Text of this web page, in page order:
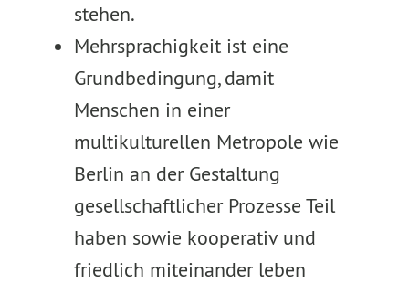
stehen.
Mehrsprachigkeit ist eine
Grundbedingung, damit
Menschen in einer
multikulturellen Metropole wie
Berlin an der Gestaltung
gesellschaftlicher Prozesse Teil
haben sowie kooperativ und
friedlich miteinander leben